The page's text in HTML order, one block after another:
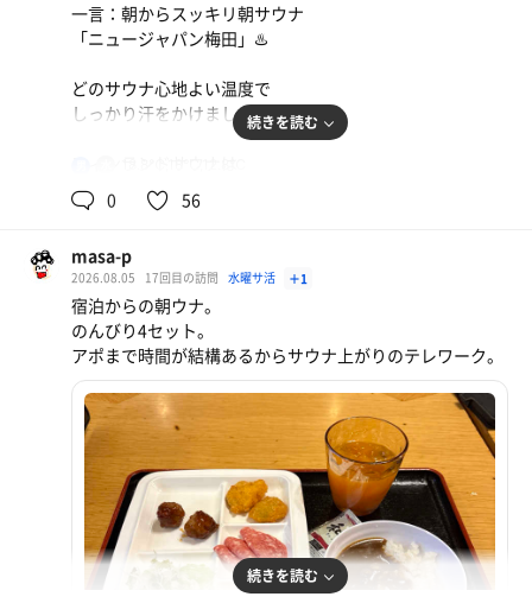
一言：朝からスッキリ朝サウナ
「ニュージャパン梅田」♨️
どのサウナ心地よい温度で
しっかり汗をかけました！
少し強気過ぎる気もしましたが
好みにもよるかな…
整いイスでゆっくりして
素晴らしい夏の朝スタートでした！
今日も最高の整いをありがとう♨️
続きを読む
0 56
masa-p
2026.08.05 17回目の訪問 水曜サ活 ＋1
宿泊からの朝ウナ。
のんびり4セット。
アポまで時間が結構あるからサウナ上がりのテレワーク。
続きを読む